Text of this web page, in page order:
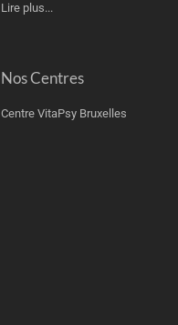
Lire plus...
Nos Centres
Centre VitaPsy Bruxelles